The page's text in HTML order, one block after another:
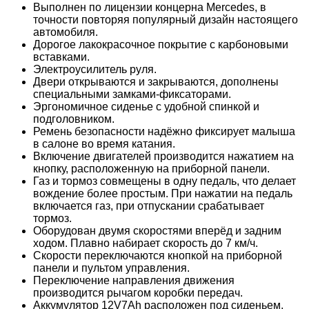
Выполнен по лицензии концерна Mercedes, в
точности повторяя популярный дизайн настоящего
автомобиля.
Дорогое лакокрасочное покрытие с карбоновыми
вставками.
Электроусилитель руля.
Двери открываются и закрываются, дополнены
специальными замками-фиксаторами.
Эргономичное сиденье с удобной спинкой и
подголовником.
Ремень безопасности надёжно фиксирует малыша
в салоне во время катания.
Включение двигателей производится нажатием на
кнопку, расположенную на приборной панели.
Газ и тормоз совмещены в одну педаль, что делает
вождение более простым. При нажатии на педаль
включается газ, при отпускании срабатывает
тормоз.
Оборудован двумя скоростями вперёд и задним
ходом. Плавно набирает скорость до 7 км/ч.
Скорости переключаются кнопкой на приборной
панели и пультом управления.
Переключение направления движения
производится рычагом коробки передач.
Аккумулятор 12V7Ah расположен под сиденьем,